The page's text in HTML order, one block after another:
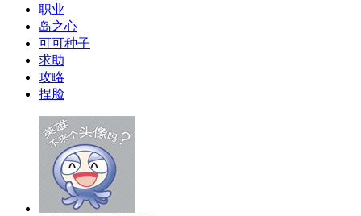
职业
岛之心
可可种子
求助
攻略
捏脸